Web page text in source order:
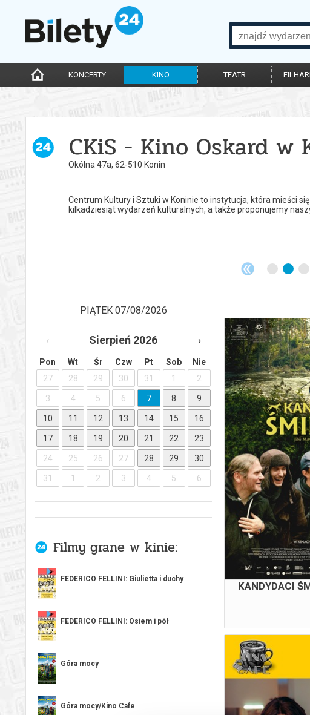
KONCERTY KINO TEATR
CKiS - Kino Oskard w
Okólna 47a, 62-510 Konin
Centrum Kultury i Sztuki w Koninie to instytucja, która mieści
kilkadziesiąt wydarzeń kulturalnych, a także proponujemy
PIĄTEK 07/08/2026
‹ Sierpień 2026 ›
Pon Wt Śr Czw Pt Sob
Nie
27
28 29 30 31 1 2
3 4 5 6 7 8 9
10 11 12 13 14 15 16
17 18 19 20 21 22 23
24 25 26 27 28 29 30
31 1 2 3 4 5 6
Filmy grane w kinie:
FEDERICO FELLINI: Giulietta i duchy
FEDERICO FELLINI: Osiem i pół
Góra mocy
Góra mocy/Kino Cafe
KANDYDACI
KANDYDACI
16:00